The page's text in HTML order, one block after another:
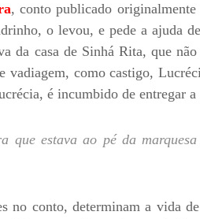
, conto publicado
o levou, e pede a ajuda
da casa de Sinhá Rita, que
vadiagem, como castigo,
é incumbido de entregar
que estava ao pé da
no conto, determinam a vida